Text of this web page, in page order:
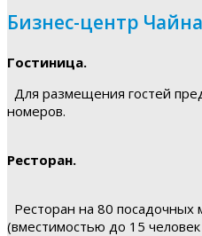
Бизнес-центр
Гостиница.
Для размещения гостей
номеров.
Ресторан.
Ресторан на 80 посадочных
(вместимостью до 15